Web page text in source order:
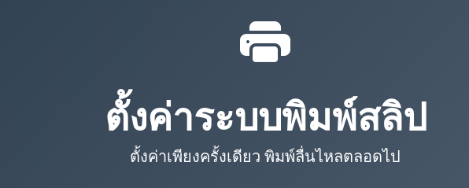
ตั้งค่าระบบพิมพ์สลิป
ตั้งค่าเพียงครั้งเดียว พิมพ์ลื่นไหลตลอดไป